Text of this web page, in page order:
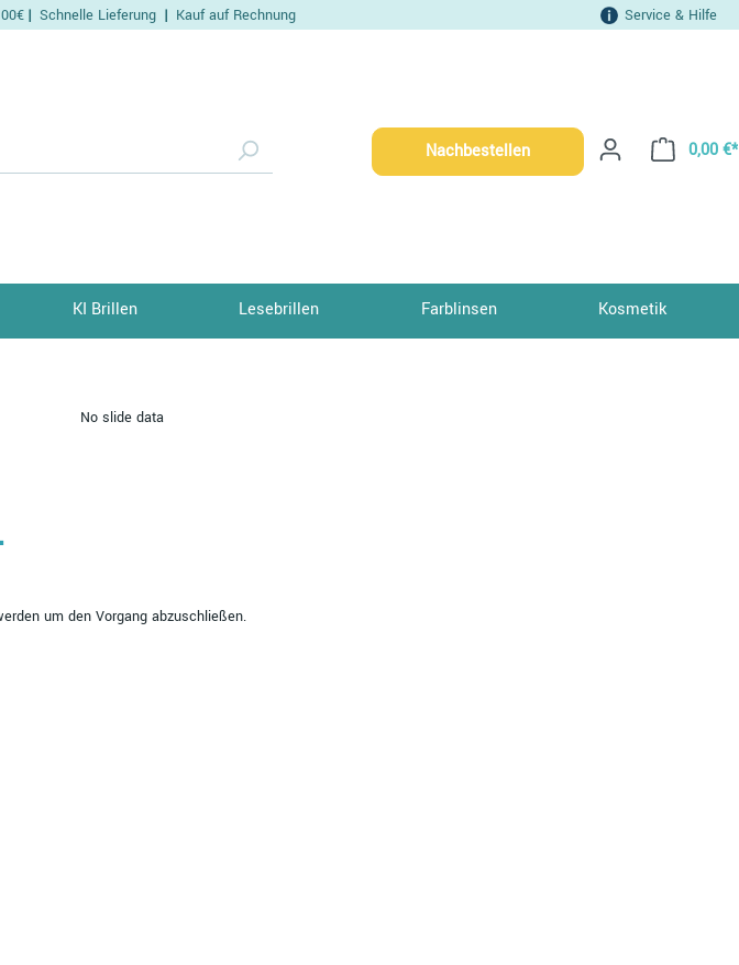
| Schnelle Lieferung | Kauf auf Rechnung Service & Hilfe
0,00 €*
Nachbestellen
KI Brillen Lesebrillen Farblinsen Kosmetik
No slide data
um den Vorgang abzuschließen.